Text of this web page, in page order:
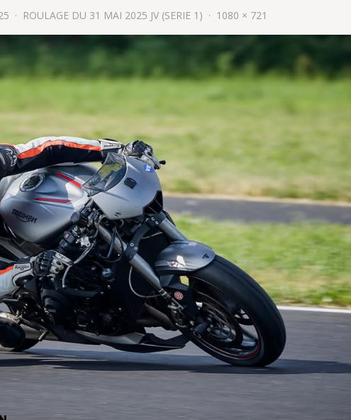
ROULAGE DU 31 MAI 2025 JV (SERIE 1) 1080 × 721